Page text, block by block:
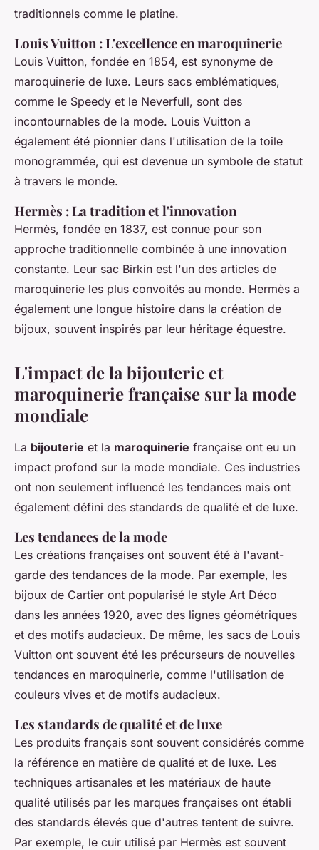
traditionnels comme le platine.
Louis Vuitton : L'excellence en maroquinerie
Louis Vuitton, fondée en 1854, est synonyme de
maroquinerie de luxe. Leurs sacs emblématiques,
comme le Speedy et le Neverfull, sont des
incontournables de la mode. Louis Vuitton a
également été pionnier dans l'utilisation de la toile
monogrammée, qui est devenue un symbole de statut
à travers le monde.
Hermès : La tradition et l'innovation
Hermès, fondée en 1837, est connue pour son
approche traditionnelle combinée à une innovation
constante. Leur sac Birkin est l'un des articles de
maroquinerie les plus convoités au monde. Hermès a
également une longue histoire dans la création de
bijoux, souvent inspirés par leur héritage équestre.
L'impact de la bijouterie et
maroquinerie française sur la mode
mondiale
La bijouterie et la maroquinerie française ont eu un
impact profond sur la mode mondiale. Ces industries
ont non seulement influencé les tendances mais ont
également défini des standards de qualité et de luxe.
Les tendances de la mode
Les créations françaises ont souvent été à l'avant-
garde des tendances de la mode. Par exemple, les
bijoux de Cartier ont popularisé le style Art Déco
dans les années 1920, avec des lignes géométriques
et des motifs audacieux. De même, les sacs de Louis
Vuitton ont souvent été les précurseurs de nouvelles
tendances en maroquinerie, comme l'utilisation de
couleurs vives et de motifs audacieux.
Les standards de qualité et de luxe
Les produits français sont souvent considérés comme
la référence en matière de qualité et de luxe. Les
techniques artisanales et les matériaux de haute
qualité utilisés par les marques françaises ont établi
des standards élevés que d'autres tentent de suivre.
Par exemple, le cuir utilisé par Hermès est souvent